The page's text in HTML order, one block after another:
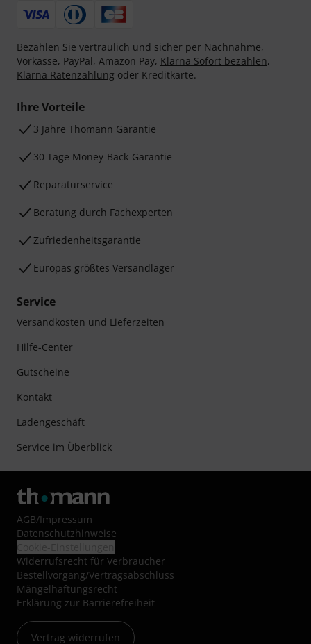
Bezahlen Sie vertraulich und sicher per Nachnahme,
Vorkasse, PayPal, Amazon Pay, Klarna Sofort bezahlen,
Klarna Ratenzahlung oder Kreditkarte.
Ihre Vorteile
3 Jahre Thomann Garantie
30 Tage Money-Back-Garantie
Reparaturservice
Beratung durch Fachexperten
Zufriedenheitsgarantie
Europas größtes Versandlager
Service
Versandkosten und Lieferzeiten
Hilfe-Center
Gutscheine
Kontakt
Ladengeschäft
Service im Überblick
AGB/Impressum
Datenschutzhinweise
Widerrufsrecht für Verbraucher
Bestellvorgang/Vertragsabschluss
Mängelhaftungsrecht
Erklärung zur Barrierefreiheit
Vertrag widerrufen